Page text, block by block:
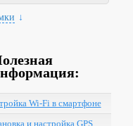
↓
Wi-Fi в смартфоне
и настройка GPS